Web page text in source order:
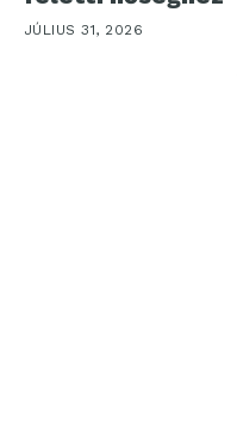
JÚLIUS 31, 2026